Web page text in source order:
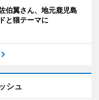
伯翼さん、地元鹿児島
と猫テーマに
シュ